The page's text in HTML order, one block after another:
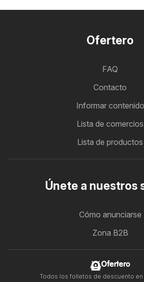
Ofertero
FAQ
Contacto
Informar contenido
Lista de comercios
Lista de productos
Únete a nuestros
Cómo anunciarse
Zona B2B
Ofertero
Todos los folletos de descuento en